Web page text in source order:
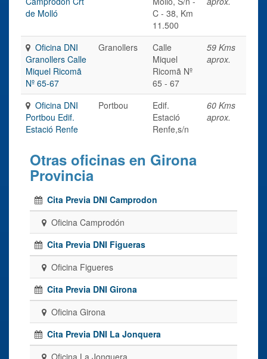
de Molló
C - 38, Km
11.500
Oficina DNI
Granollers Calle
Miquel Ricomã
Nº 65-67
Granollers
Calle
Miquel
Ricomã Nº
65 - 67
59 Kms
aprox.
Oficina DNI
Portbou Edif.
Estació Renfe
Portbou
Edif.
Estació
Renfe,s/n
60 Kms
aprox.
Otras oficinas en Girona
Provincia
Cita Previa DNI Camprodon
Oficina Camprodón
Cita Previa DNI Figueras
Oficina Figueres
Cita Previa DNI Girona
Oficina Girona
Cita Previa DNI La Jonquera
Oficina La Jonquera